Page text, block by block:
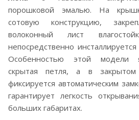
порошковой эмалью. На
сотовую конструкцию,
волоконный лист
непосредственно
Особенностью этой модели
скрытая петля, а в
фиксируется автоматическим
гарантирует легкость
больших габаритах.